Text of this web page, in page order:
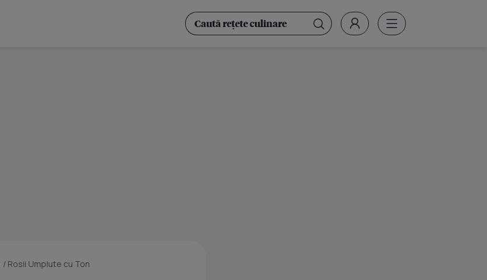
/ Rosii Umplute cu Ton